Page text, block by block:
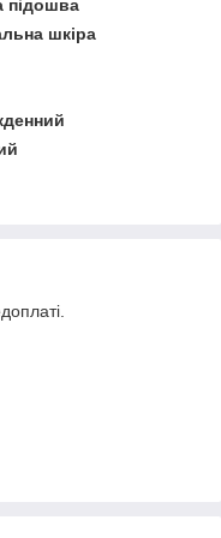
підошва
шкіра